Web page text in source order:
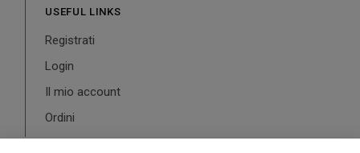
USEFUL LINKS
Registrati
Login
Il mio account
Ordini